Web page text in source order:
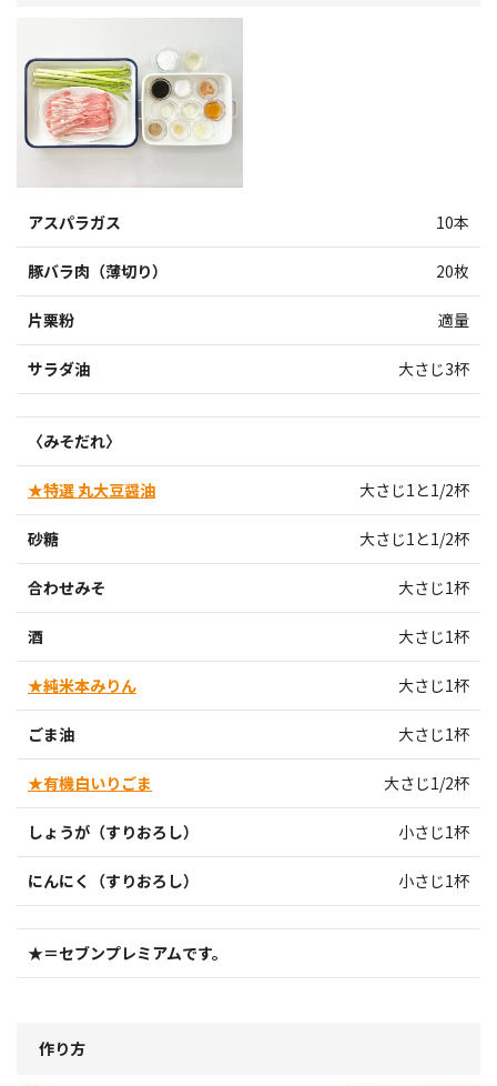
アスパラガス 10本
豚バラ肉（薄切り） 20枚
片栗粉 適量
サラダ油 大さじ3杯
〈みそだれ〉
★特選 丸大豆醤油 大さじ1と1/2杯
砂糖 大さじ1と1/2杯
合わせみそ 大さじ1杯
酒 大さじ1杯
★純米本みりん 大さじ1杯
ごま油 大さじ1杯
★有機白いりごま 大さじ1/2杯
しょうが（すりおろし） 小さじ1杯
にんにく（すりおろし） 小さじ1杯
★＝セブンプレミアムです。
作り方